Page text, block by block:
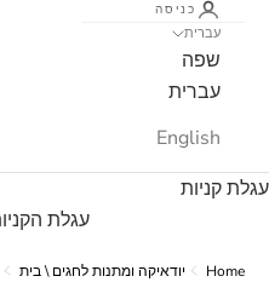
כניסה
עברית
שפה
עברית
English
עגלת קניות
עגלת
Home יודאיקה ומתנות לחגים \ בית